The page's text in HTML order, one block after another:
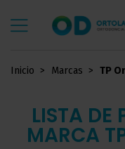
Inicio Marcas TP
LISTA DE
MARCA